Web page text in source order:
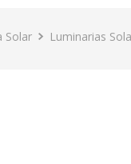
Solar Luminarias